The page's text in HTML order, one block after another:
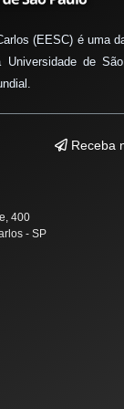
(EESC) é uma
de
Receba
400
- SP